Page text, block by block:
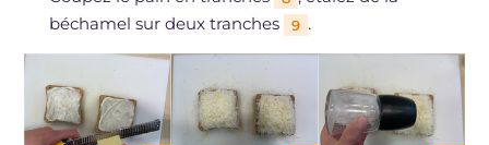
béchamel sur deux tranches
9 .